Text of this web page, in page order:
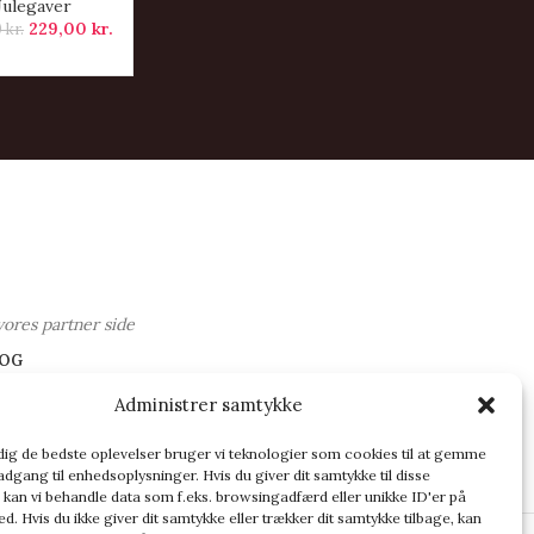
Administrer samtykke
de bedste oplevelser bruger vi teknologier som cookies til at gemme
til enhedsoplysninger. Hvis du giver dit samtykke til disse
vi behandle data som f.eks. browsingadfærd eller unikke ID'er på
Hvis du ikke giver dit samtykke eller trækker dit samtykke tilbage, kan
kr. 229,00kr.
partner side